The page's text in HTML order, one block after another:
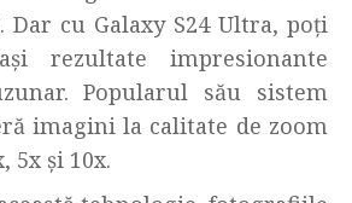
Dar cu Galaxy S24 Ultra, poți
rezultate impresionante
Popularul său sistem
imagini la calitate de zoom
5x și 10x.